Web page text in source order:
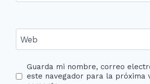
Web
Guarda mi nombre, correo
este navegador para la próxima